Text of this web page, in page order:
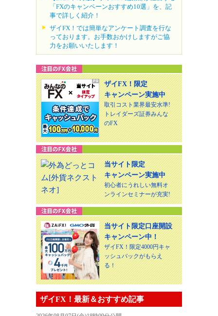
「FXのキャンペーンおすすめ10選」を、記
事で詳しく紹介！
ザイFX！では簡単なアンケート調査を行な
っております。お手数おかけしますがご協
力をお願いいたします！
ザイFX！限定
キャンペーン実施中
取引コスト業界最安水準!
トレイダーズ証券みんな
のFX
当サイト限定
キャンペーン実施中
初心者にうれしい無料オ
ンラインセミナーが充実!
当サイト限定口座開設
キャンペーン中！
ザイFX！限定4000円キャ
ッシュバックがもらえ
る！
ザイFX！最新＆おすすめ記事